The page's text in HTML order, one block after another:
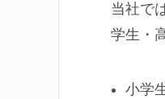
当社で
学生・
小学